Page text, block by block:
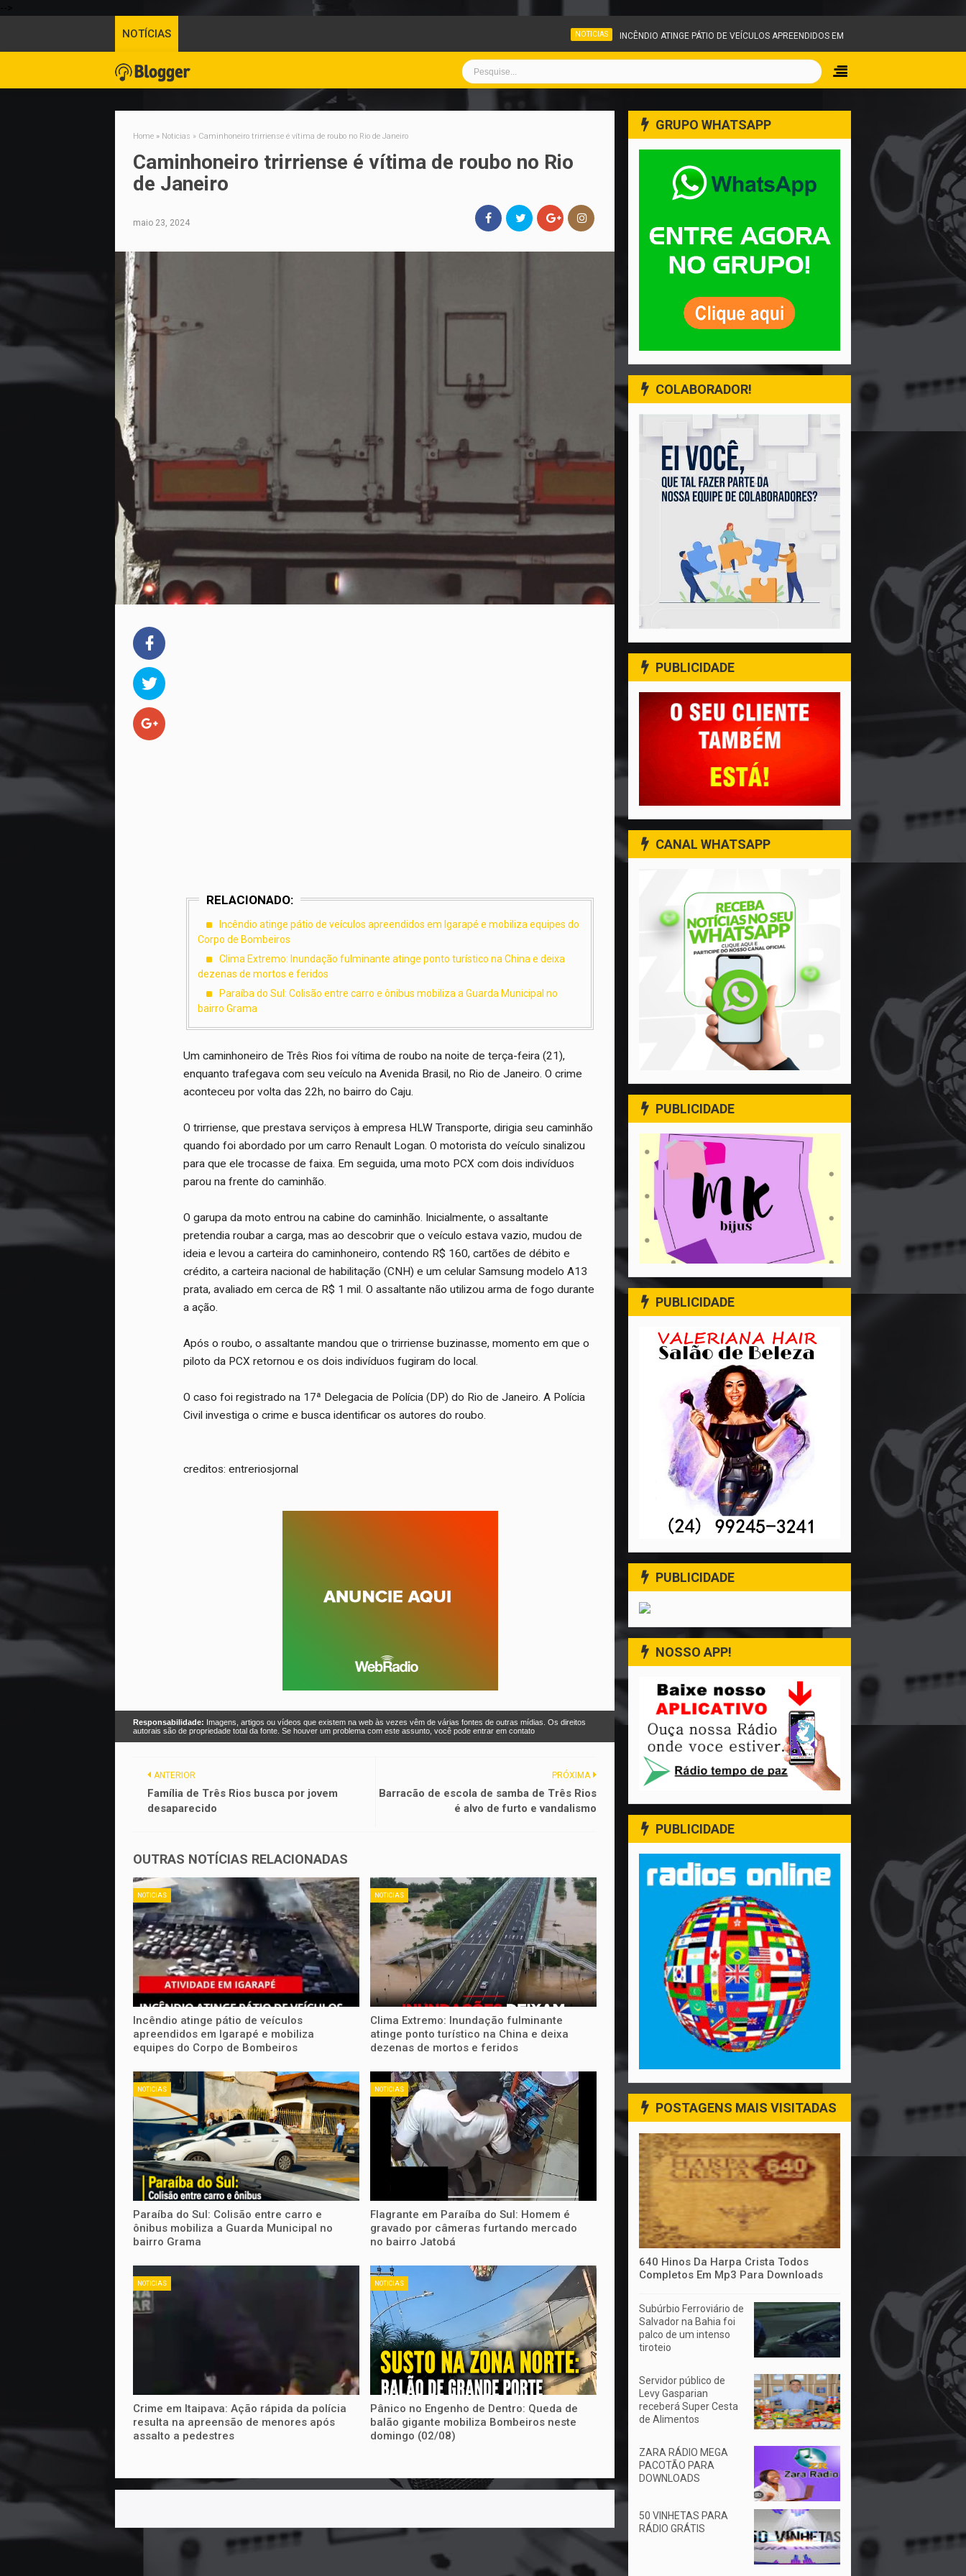
NOTÍCIAS INCÊNDIO ATINGE PÁTIO DE VEÍCULOS APREENDIDOS EM IGARAPÉ E MOBILIZA EQUIPES DO CORPO DE
Home » Noticias » Caminhoneiro trirriense é vítima de roubo no Rio de Janeiro
Caminhoneiro trirriense é vítima de roubo no Rio
de Janeiro
maio 23, 2024
RELACIONADO:
Incêndio atinge pátio de veículos apreendidos em Igarapé e mobiliza equipes do
Corpo de Bombeiros
Clima Extremo: Inundação fulminante atinge ponto turístico na China e deixa
dezenas de mortos e feridos
Paraíba do Sul: Colisão entre carro e ônibus mobiliza a Guarda Municipal no
bairro Grama
Um caminhoneiro de Três Rios foi vítima de roubo na noite de terça-feira (21),
enquanto trafegava com seu veículo na Avenida Brasil, no Rio de Janeiro. O crime
aconteceu por volta das 22h, no bairro do Caju.
O trirriense, que prestava serviços à empresa HLW Transporte, dirigia seu caminhão
quando foi abordado por um carro Renault Logan. O motorista do veículo sinalizou
para que ele trocasse de faixa. Em seguida, uma moto PCX com dois indivíduos
parou na frente do caminhão.
O garupa da moto entrou na cabine do caminhão. Inicialmente, o assaltante
pretendia roubar a carga, mas ao descobrir que o veículo estava vazio, mudou de
ideia e levou a carteira do caminhoneiro, contendo R$ 160, cartões de débito e
crédito, a carteira nacional de habilitação (CNH) e um celular Samsung modelo A13
prata, avaliado em cerca de R$ 1 mil. O assaltante não utilizou arma de fogo durante
a ação.
Após o roubo, o assaltante mandou que o trirriense buzinasse, momento em que o
piloto da PCX retornou e os dois indivíduos fugiram do local.
O caso foi registrado na 17ª Delegacia de Polícia (DP) do Rio de Janeiro. A Polícia
Civil investiga o crime e busca identificar os autores do roubo.
creditos: entreriosjornal
Responsabilidade: Imagens, artigos ou vídeos que existem na web às vezes vêm de várias fontes de outras mídias. Os direitos
autorais são de propriedade total da fonte. Se houver um problema com este assunto, você pode entrar em contato
PRÓXIMA
Barracão de escola de samba de Três Rios
é alvo de furto e vandalismo
ANTERIOR
Família de Três Rios busca por jovem
desaparecido
OUTRAS NOTÍCIAS RELACIONADAS
NOTICIAS
Incêndio atinge pátio de veículos
apreendidos em Igarapé e mobiliza
equipes do Corpo de Bombeiros
NOTICIAS
Clima Extremo: Inundação fulminante
atinge ponto turístico na China e deixa
dezenas de mortos e feridos
NOTICIAS
Paraíba do Sul: Colisão entre carro e
ônibus mobiliza a Guarda Municipal no
bairro Grama
NOTICIAS
Flagrante em Paraíba do Sul: Homem é
gravado por câmeras furtando mercado
no bairro Jatobá
NOTICIAS
Crime em Itaipava: Ação rápida da polícia
resulta na apreensão de menores após
assalto a pedestres
NOTICIAS
Pânico no Engenho de Dentro: Queda de
balão gigante mobiliza Bombeiros neste
domingo (02/08)
GRUPO WHATSAPP
COLABORADOR!
PUBLICIDADE
CANAL WHATSAPP
PUBLICIDADE
PUBLICIDADE
PUBLICIDADE
NOSSO APP!
PUBLICIDADE
POSTAGENS MAIS VISITADAS
640 Hinos Da Harpa Crista Todos
Completos Em Mp3 Para Downloads
Subúrbio Ferroviário de
Salvador na Bahia foi
palco de um intenso
tiroteio
Servidor público de
Levy Gasparian
receberá Super Cesta
de Alimentos
ZARA RÁDIO MEGA
PACOTÃO PARA
DOWNLOADS
50 VINHETAS PARA
RÁDIO GRÁTIS